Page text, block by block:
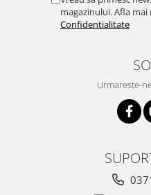
magazinului. Afla mai
Confidentialitate
Urmareste-